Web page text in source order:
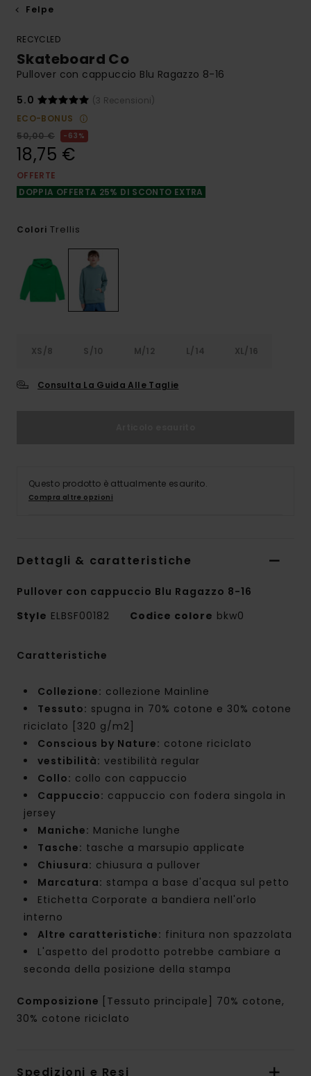
Felpe
RECYCLED
Skateboard Co
Pullover con cappuccio Blu Ragazzo 8-16
5.0
(3 Recensioni)
ECO-BONUS
50,00 €
63%
18,75 €
OFFERTE
DOPPIA OFFERTA 25% DI SCONTO EXTRA
Colori Trellis
XS/8 S/10 M/12 L/14 XL/16
Consulta La Guida Alle Taglie
Questo prodotto è attualmente esaurito.
Compra altre opzioni
Dettagli & caratteristiche
Pullover con cappuccio Blu Ragazzo 8-16
Style ELBSF00182 Codice colore bkw0
Caratteristiche
Collezione: collezione Mainline
Tessuto: spugna in 70% cotone e 30% cotone
riciclato [320 g/m2]
Conscious by Nature: cotone riciclato
vestibilità: vestibilità regular
Collo: collo con cappuccio
Cappuccio: cappuccio con fodera singola in
jersey
Maniche: Maniche lunghe
Tasche: tasche a marsupio applicate
Chiusura: chiusura a pullover
Marcatura: stampa a base d'acqua sul petto
Etichetta Corporate a bandiera nell'orlo
interno
Altre caratteristiche: finitura non spazzolata
L'aspetto del prodotto potrebbe cambiare a
seconda della posizione della stampa
Composizione
[Tessuto principale] 70% cotone,
30% cotone riciclato
Spedizioni e Resi